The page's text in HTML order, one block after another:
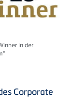
in der
Corporate